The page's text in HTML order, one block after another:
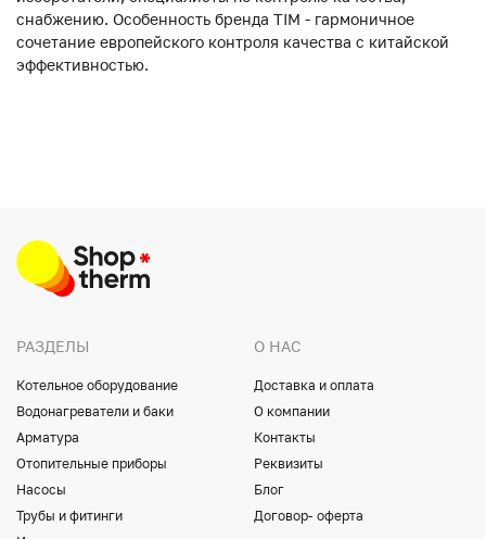
снабжению. Особенность бренда TIM - гармоничное
сочетание европейского контроля качества с китайской
эффективностью.
РАЗДЕЛЫ
Котельное оборудование
Водонагреватели и баки
Арматура
Отопительные приборы
Насосы
Трубы и фитинги
О НАС
Доставка и оплата
О компании
Контакты
Реквизиты
Блог
Договор- оферта